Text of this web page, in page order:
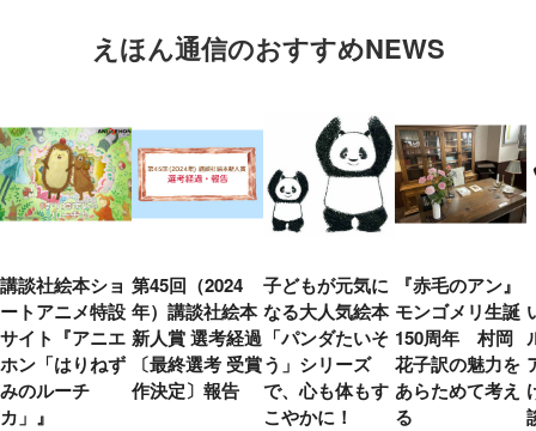
えほん通信のおすすめNEWS
講談社絵本ショ
ートアニメ特設
サイト『アニエ
ホン「はりねず
みのルーチ
カ」』
第45回（2024
年）講談社絵本
新人賞 選考経過
〔最終選考 受賞
作決定〕報告
子どもが元気に
なる大人気絵本
「パンダたいそ
う」シリーズ
で、心も体もす
こやかに！
『赤毛のアン』
モンゴメリ生誕
150周年 村岡
花子訳の魅力を
あらためて考え
る